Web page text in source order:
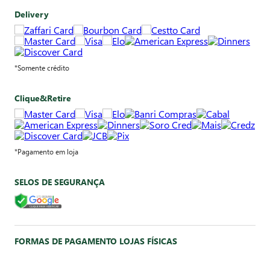
Delivery
*Somente crédito
Clique&Retire
*Pagamento em loja
SELOS DE SEGURANÇA
FORMAS DE PAGAMENTO LOJAS FÍSICAS